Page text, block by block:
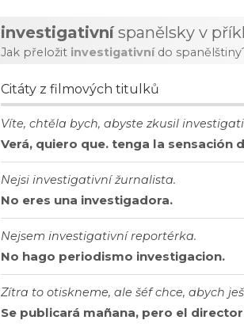
investigativníspanělsky v
Jak přeložit investigativnído
Citáty z filmových titulků
Víte, chtěla bych, abyste zkusil
Verá, quiero que. tenga la sensación
Nejsi investigativní žurnalista.
No eres una investigadora.
Nejsem investigativní reportérka.
No hago periodismo investigacion.
Zítra to otiskneme, ale šéf chce, abych
Se publicará mañana, pero el